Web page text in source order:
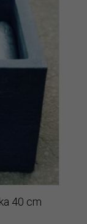
40 cm